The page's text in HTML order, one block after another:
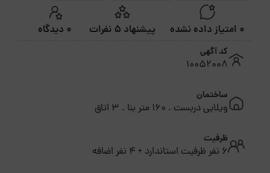
0 امتیاز داده نشده پیشنهاد 5 نفرات 0 دیدگاه
کد آگهی
10052008
ساختمان
ویلایی دربست . 160 متر بنا . 3 اتاق
ظرفیت
6 نفر ظرفیت استاندارد + 4 نفر اضافه